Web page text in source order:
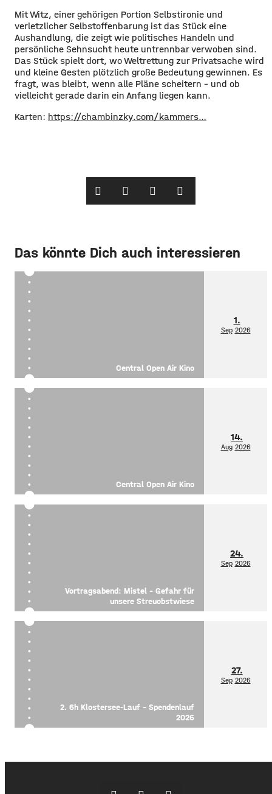
Mit Witz, einer gehörigen Portion Selbstironie und
verletzlicher Selbstoffenbarung ist das Stück eine
Aushandlung, die zeigt wie politisches Handeln und
persönliche Sehnsucht heute untrennbar verwoben sind.
Das Stück spielt dort, wo Weltrettung zur Privatsache wird
und kleine Gesten plötzlich große Bedeutung gewinnen. Es
fragt, was bleibt, wenn alle Pläne scheitern – und ob
vielleicht gerade darin ein Anfang liegen kann.
Karten: https://chambinzky.com/kammers…
Das könnte Dich auch interessieren
Central Open Air Kino
1.
Sep 2026
Central Open Air Kino
14.
Aug 2026
Vortragsabend: Mistel – Gefahr für
unsere Streuobstwiese
24.
Sep 2026
2. 6h Klostersee-Lauf – Spendenlauf
2026
27.
Sep 2026